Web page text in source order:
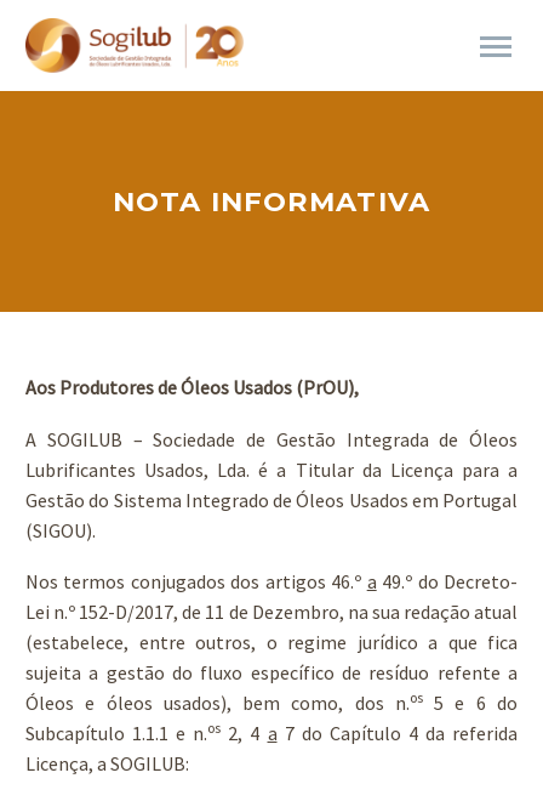
NOTA INFORMATIVA
Aos Produtores de Óleos Usados (PrOU),
A SOGILUB – Sociedade de Gestão Integrada de Óleos
Lubrificantes Usados, Lda. é a Titular da Licença para a
Gestão do Sistema Integrado de Óleos Usados em Portugal
(SIGOU).
Nos termos conjugados dos artigos 46.º a 49.º do Decreto-
Lei n.º 152-D/2017, de 11 de Dezembro, na sua redação atual
(estabelece, entre outros, o regime jurídico a que fica
sujeita a gestão do fluxo específico de resíduo refente a
Óleos e óleos usados), bem como, dos n.os5 e 6 do
Subcapítulo 1.1.1 e n.os 2, 4 a 7 do Capítulo 4 da referida
Licença, a SOGILUB: